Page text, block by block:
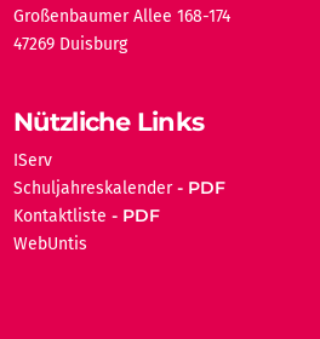
Großenbaumer Allee 168-174
47269 Duisburg
Nützliche Links
IServ
Schuljahreskalender
Kontaktliste
WebUntis